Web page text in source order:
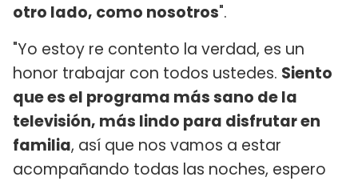
otro lado, como nosotros".
"Yo estoy re contento la verdad, es un
honor trabajar con todos ustedes. Siento
que es el programa más sano de la
televisión, más lindo para disfrutar en
familia, así que nos vamos a estar
acompañando todas las noches, espero